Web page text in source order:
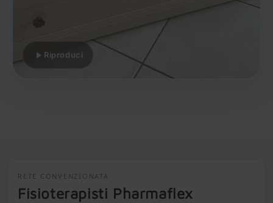
Riproduci
RETE CONVENZIONATA
Fisioterapisti Pharmaflex